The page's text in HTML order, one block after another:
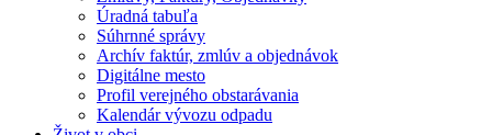
Úradná tabuľa
Súhrnné správy
Archív faktúr, zmlúv a objednávok
Digitálne mesto
Profil verejného obstarávania
Kalendár vývozu odpadu